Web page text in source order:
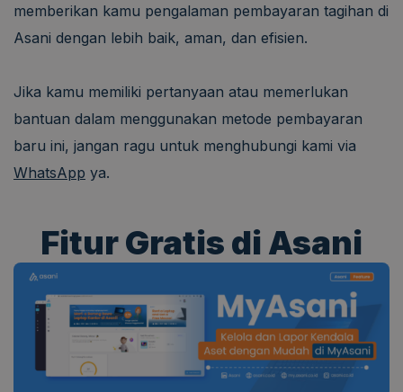
memberikan kamu pengalaman pembayaran tagihan di
Asani dengan lebih baik, aman, dan efisien.
Jika kamu memiliki pertanyaan atau memerlukan
bantuan dalam menggunakan metode pembayaran
baru ini, jangan ragu untuk menghubungi kami via
WhatsApp ya.
Fitur Gratis di Asani